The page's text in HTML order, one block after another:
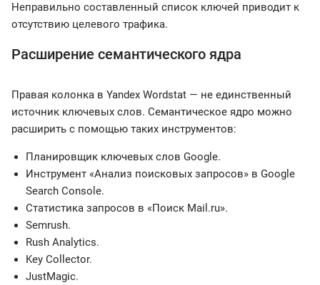
Неправильно составленный список ключей приводит к
отсутствию целевого трафика.
Расширение семантического ядра
Правая колонка в Yandex Wordstat — не единственный
источник ключевых слов. Семантическое ядро можно
расширить с помощью таких инструментов:
Планировщик ключевых слов Google.
Инструмент «Анализ поисковых запросов» в Google
Search Console.
Статистика запросов в «Поиск Mail.ru».
Semrush.
Rush Analytics.
Key Collector.
JustMagic.